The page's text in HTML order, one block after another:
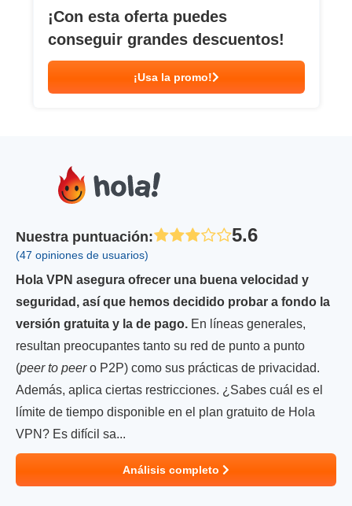
¡Con esta oferta puedes
conseguir grandes descuentos!
¡Usa la promo!
Nuestra puntuación: 5.6
(47 opiniones de usuarios)
Hola VPN asegura ofrecer una buena velocidad y
seguridad, así que hemos decidido probar a fondo la
versión gratuita y la de pago. En líneas generales,
resultan preocupantes tanto su red de punto a punto
(peer to peero P2P) como sus prácticas de privacidad.
Además, aplica ciertas restricciones. ¿Sabes cuál es el
límite de tiempo disponible en el plan gratuito de Hola
VPN? Es difícil sa...
Análisis completo